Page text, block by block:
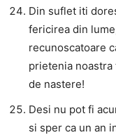
Din suflet iti
fericirea din
recunoscatoare
prietenia
de nastere!
Desi nu pot fi
si sper ca un an